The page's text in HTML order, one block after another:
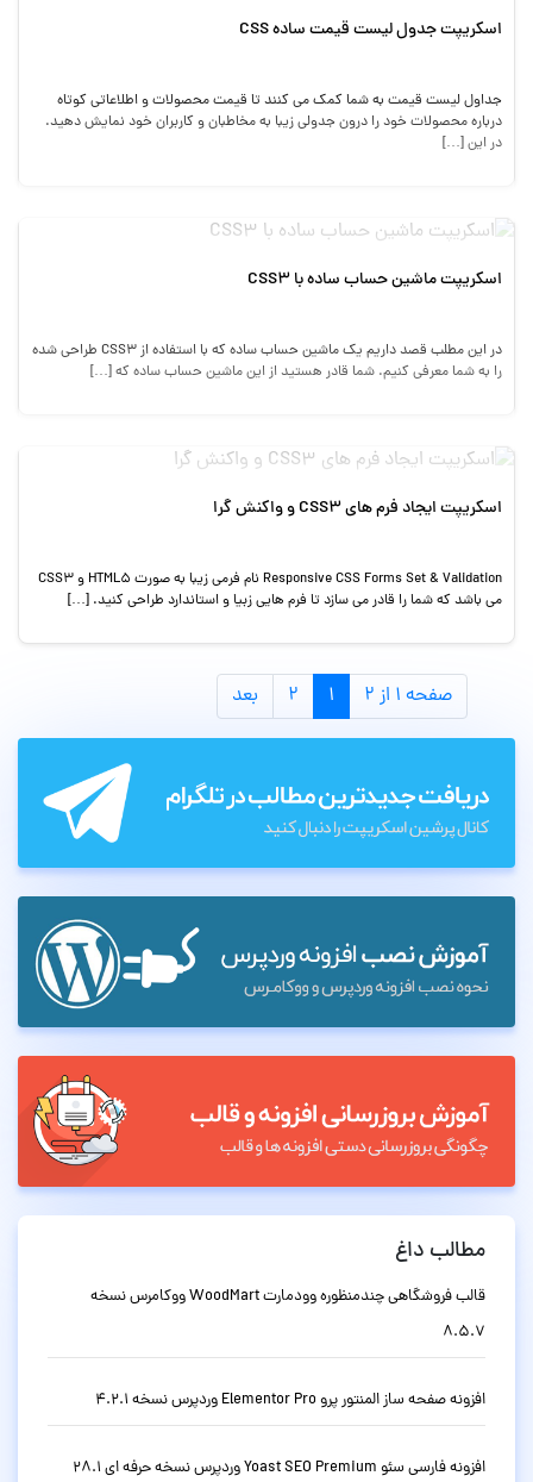
اسکریپت جدول لیست قیمت ساده CSS
جداول لیست قیمت به شما کمک می کنند تا قیمت محصولات و اطلاعاتی کوتاه
درباره محصولات خود را درون جدولی زیبا به مخاطبان و کاربران خود نمایش دهید.
در این […]
اسکریپت ماشین حساب ساده با CSS3
در این مطلب قصد داریم یک ماشین حساب ساده که با استفاده از CSS3 طراحی شده
را به شما معرفی کنیم. شما قادر هستید از این ماشین حساب ساده که […]
اسکریپت ایجاد فرم های CSS3 و واکنش گرا
Responsive CSS Forms Set & Validation نام فرمی زیبا به صورت HTML5 و CSS3
می باشد که شما را قادر می سازد تا فرم هایی زبیا و استاندارد طراحی کنید. […]
صفحه ۱ از ۲ ۱ ۲ بعد
مطالب داغ
قالب فروشگاهی چندمنظوره وودمارت WoodMart ووکامرس نسخه
8.5.7
افزونه صفحه ساز المنتور پرو Elementor Pro وردپرس نسخه 4.2.1
افزونه فارسی سئو Yoast SEO Premium وردپرس نسخه حرفه ای 28.1